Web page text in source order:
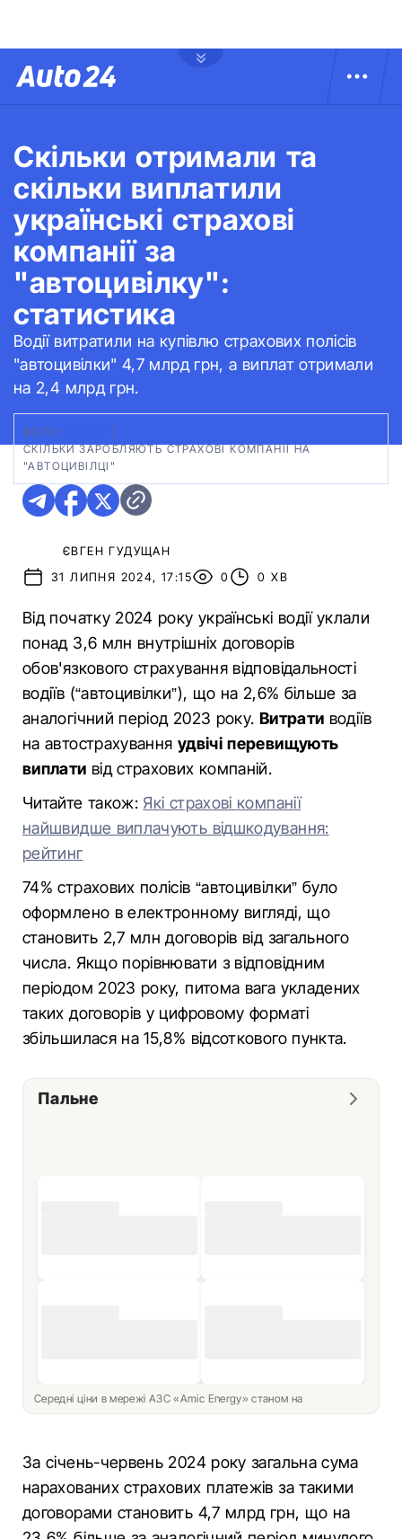
Скільки отримали та
скільки виплатили
українські страхові
компанії за
"автоцивілку":
статистика
Водії витратили на купівлю страхових полісів
"автоцивілки" 4,7 млрд грн, а виплат отримали
на 2,4 млрд грн.
ФОТО:
СКІЛЬКИ ЗАРОБЛЯЮТЬ СТРАХОВІ КОМПАНІЇ НА
"АВТОЦИВІЛЦІ"
ЄВГЕН ГУДУЩАН
31 ЛИПНЯ 2024, 17:15
0 0 ХВ
Від початку 2024 року українські водії уклали
понад 3,6 млн внутрішніх договорів
обов'язкового страхування відповідальності
водіїв (“автоцивілки”), що на 2,6% більше за
аналогічний період 2023 року. Витрати водіїв
на автострахування удвічі перевищують
виплати від страхових компаній.
Читайте також: Які страхові компанії
найшвидше виплачують відшкодування:
рейтинг
74% страхових полісів “автоцивілки” було
оформлено в електронному вигляді, що
становить 2,7 млн договорів від загального
числа. Якщо порівнювати з відповідним
періодом 2023 року, питома вага укладених
таких договорів у цифровому форматі
збільшилася на 15,8% відсоткового пункта.
Пальне
Середні ціни в мережі АЗС «Amic Energy» станом на
За січень-червень 2024 року загальна сума
нарахованих страхових платежів за такими
договорами становить 4,7 млрд грн, що на